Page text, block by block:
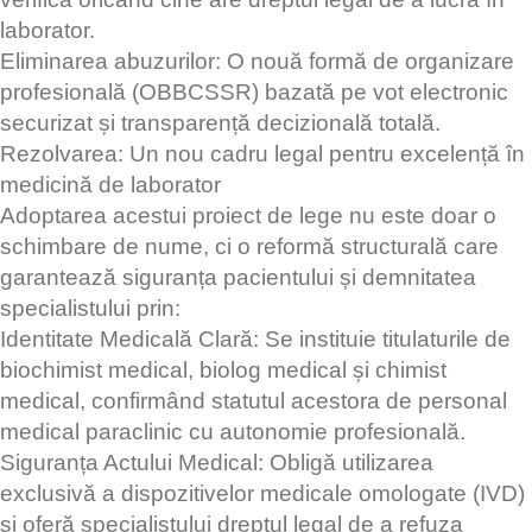
laborator.
Eliminarea abuzurilor: O nouă formă de organizare
profesională (OBBCSSR) bazată pe vot electronic
securizat și transparență decizională totală.
Rezolvarea: Un nou cadru legal pentru excelență în
medicină de laborator
Adoptarea acestui proiect de lege nu este doar o
schimbare de nume, ci o reformă structurală care
garantează siguranța pacientului și demnitatea
specialistului prin:
Identitate Medicală Clară: Se instituie titulaturile de
biochimist medical, biolog medical și chimist
medical, confirmând statutul acestora de personal
medical paraclinic cu autonomie profesională.
Siguranța Actului Medical: Obligă utilizarea
exclusivă a dispozitivelor medicale omologate (IVD)
și oferă specialistului dreptul legal de a refuza